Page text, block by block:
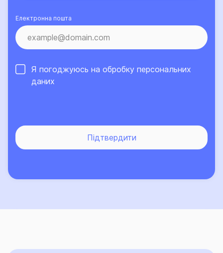
Електронна пошта
Я погоджуюсь на обробку персональних
даних
Підтвердити